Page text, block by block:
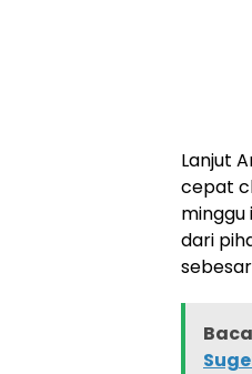
Lanjut
cepat
minggu
dari
sebesar